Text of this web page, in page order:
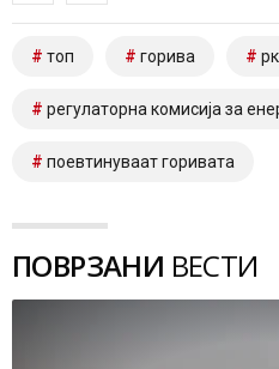
топ горива
регулаторна комисија за
поевтинуваат горивата
ПОВРЗАНИ ВЕСТИ